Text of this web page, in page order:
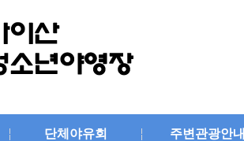
단체야유회 주변관광안내